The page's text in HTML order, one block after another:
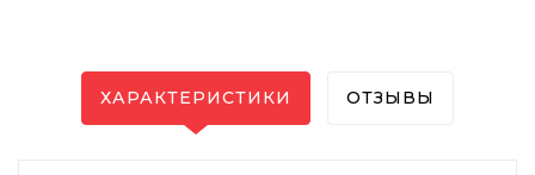
ХАРАКТЕРИСТИКИ ОТЗЫВЫ